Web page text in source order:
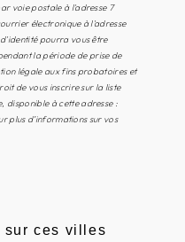
voie postale à l'adresse 7
électronique à l'adresse
pourra vous être
la période de prise de
légale aux fins probatoires et
de vous inscrire sur la liste
disponible à cette adresse :
plus d’informations sur vos
sur ces villes